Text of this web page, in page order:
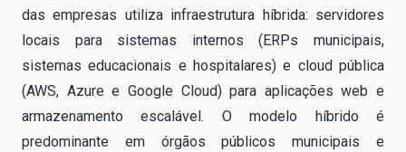
das empresas utiliza infraestrutura híbrida: servidores
locais para sistemas internos (ERPs municipais,
sistemas educacionais e hospitalares) e cloud pública
(AWS, Azure e Google Cloud) para aplicações web e
armazenamento escalável. O modelo híbrido é
predominante em órgãos públicos municipais e